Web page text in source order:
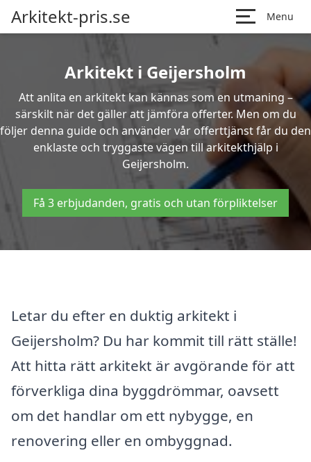
Arkitekt-pris.se Menu
Arkitekt i Geijersholm
Att anlita en arkitekt kan kännas som en utmaning –
särskilt när det gäller att jämföra offerter. Men om du
följer denna guide och använder vår offerttjänst får du den
enklaste och tryggaste vägen till arkitekthjälp i
Geijersholm.
Få 3 erbjudanden, gratis och utan förpliktelser
Letar du efter en duktig arkitekt i
Geijersholm? Du har kommit till rätt ställe!
Att hitta rätt arkitekt är avgörande för att
förverkliga dina byggdrömmar, oavsett
om det handlar om ett nybygge, en
renovering eller en ombyggnad.